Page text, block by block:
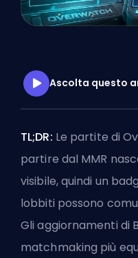
Ascolta questo
TL;DR: Le partite di
partire dal MMR
visibile, quindi un
lobbiti possono
Gli aggiornamenti di
matchmaking più